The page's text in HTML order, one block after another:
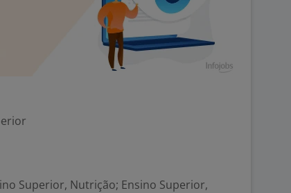
Superior, Nutrição; Ensino Superior,